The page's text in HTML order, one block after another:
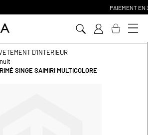
D'INTERIEUR
SINGE SAIMIRI MULTICOLORE